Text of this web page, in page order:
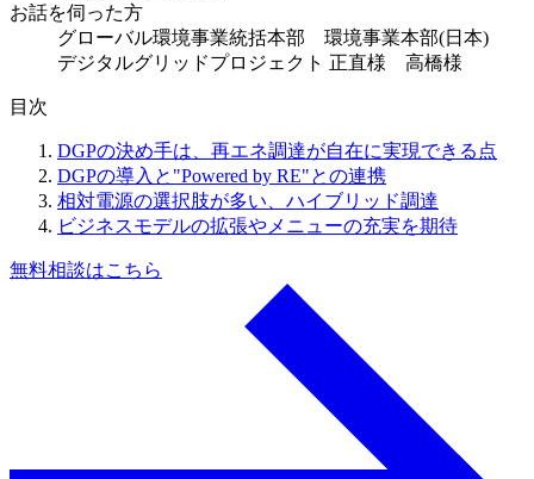
お話を伺った方
グローバル環境事業統括本部 環境事業本部(日本)
デジタルグリッドプロジェクト 正直様 高橋様
目次
DGPの決め手は、再エネ調達が自在に実現できる点
DGPの導入と"Powered by RE"との連携
相対電源の選択肢が多い、ハイブリッド調達
ビジネスモデルの拡張やメニューの充実を期待
無料相談はこちら